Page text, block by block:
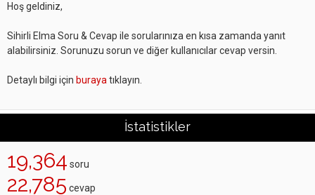
Hoş geldiniz,
Sihirli Elma Soru & Cevap ile sorularınıza en kısa zamanda yanıt
alabilirsiniz. Sorunuzu sorun ve diğer kullanıcılar cevap versin.
Detaylı bilgi için buraya tıklayın.
İstatistikler
19,364 soru
22,785 cevap